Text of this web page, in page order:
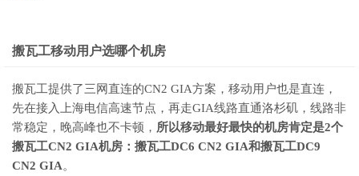
搬瓦工移动用户选哪个机房
搬瓦工提供了三网直连的CN2 GIA方案，移动用户也是直连，
先在接入上海电信高速节点，再走GIA线路直通洛杉矶，线路非
常稳定，晚高峰也不卡顿， 所以移动最好最快的机房肯定是2个
搬瓦工CN2 GIA机房：搬瓦工DC6 CN2 GIA和搬瓦工DC9
CN2 GIA。